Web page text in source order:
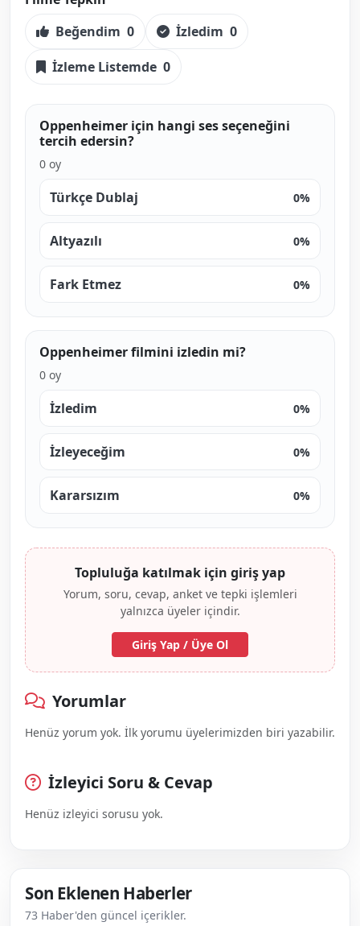
Beğendim 0 İzledim 0
İzleme Listemde 0
Oppenheimer için hangi ses seçeneğini
tercih edersin?
0 oy
Türkçe Dublaj 0%
Altyazılı 0%
Fark Etmez 0%
Oppenheimer filmini izledin mi?
0 oy
İzledim 0%
İzleyeceğim 0%
Kararsızım 0%
Topluluğa katılmak için giriş yap
Yorum, soru, cevap, anket ve tepki işlemleri
yalnızca üyeler içindir.
Giriş Yap / Üye Ol
Yorumlar
Henüz yorum yok. İlk yorumu üyelerimizden biri yazabilir.
İzleyici Soru & Cevap
Henüz izleyici sorusu yok.
Son Eklenen Haberler
73 Haber'den güncel içerikler.